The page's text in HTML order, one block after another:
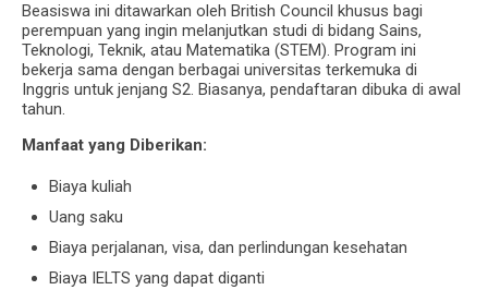
Beasiswa ini ditawarkan oleh British Council khusus bagi
perempuan yang ingin melanjutkan studi di bidang Sains,
Teknologi, Teknik, atau Matematika (STEM). Program ini
bekerja sama dengan berbagai universitas terkemuka di
Inggris untuk jenjang S2. Biasanya, pendaftaran dibuka di awal
tahun.
Manfaat yang Diberikan:
Biaya kuliah
Uang saku
Biaya perjalanan, visa, dan perlindungan kesehatan
Biaya IELTS yang dapat diganti